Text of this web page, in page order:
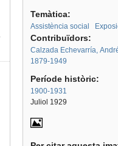
Temàtica:
Assistència social
Contribuïdors:
Calzada Echevarría,
1879-1949
Període històric:
1900-1931
Juliol 1929